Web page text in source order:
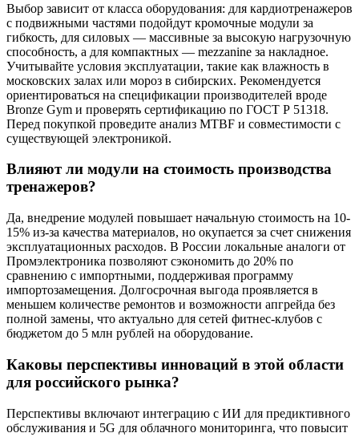
Выбор зависит от класса оборудования: для кардиотренажеров
с подвижными частями подойдут кромочные модули за
гибкость, для силовых — массивные за высокую нагрузочную
способность, а для компактных — mezzanine за накладное.
Учитывайте условия эксплуатации, такие как влажность в
московских залах или мороз в сибирских. Рекомендуется
ориентироваться на спецификации производителей вроде
Bronze Gym и проверять сертификацию по ГОСТ Р 51318.
Перед покупкой проведите анализ MTBF и совместимости с
существующей электроникой.
Влияют ли модули на стоимость производства
тренажеров?
Да, внедрение модулей повышает начальную стоимость на 10-
15% из-за качества материалов, но окупается за счет снижения
эксплуатационных расходов. В России локальные аналоги от
Промэлектроника позволяют сэкономить до 20% по
сравнению с импортными, поддерживая программу
импортозамещения. Долгосрочная выгода проявляется в
меньшем количестве ремонтов и возможности апгрейда без
полной замены, что актуально для сетей фитнес-клубов с
бюджетом до 5 млн рублей на оборудование.
Каковы перспективы инноваций в этой области
для российского рынка?
Перспективы включают интеграцию с ИИ для предиктивного
обслуживания и 5G для облачного мониторинга, что повысит